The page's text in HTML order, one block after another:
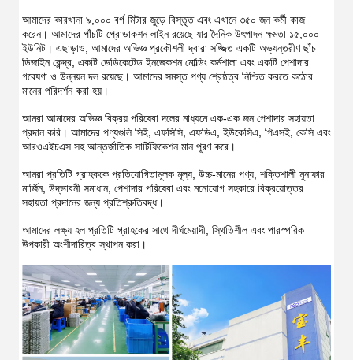
আমাদের কারখানা ৯,০০০ বর্গ মিটার জুড়ে বিস্তৃত এবং এখানে ৩৫০ জন কর্মী কাজ
করেন। আমাদের পাঁচটি প্রোডাকশন লাইন রয়েছে যার দৈনিক উৎপাদন ক্ষমতা ১৫,০০০
ইউনিট। এছাড়াও, আমাদের অভিজ্ঞ প্রকৌশলী দ্বারা সজ্জিত একটি অভ্যন্তরীণ ছাঁচ
ডিজাইন কেন্দ্র, একটি ডেডিকেটেড ইনজেকশন মোল্ডিং কর্মশালা এবং একটি পেশাদার
গবেষণা ও উন্নয়ন দল রয়েছে। আমাদের সমস্ত পণ্য শ্রেষ্ঠত্ব নিশ্চিত করতে কঠোর
মানের পরিদর্শন করা হয়।
আমরা আমাদের অভিজ্ঞ বিক্রয় পরিষেবা দলের মাধ্যমে এক-এক জন পেশাদার সহায়তা
প্রদান করি। আমাদের পণ্যগুলি সিই, এফসিসি, এফডিএ, ইউকেসিএ, পিএসই, কেসি এবং
আরওএইচএস সহ আন্তর্জাতিক সার্টিফিকেশন মান পূরণ করে।
আমরা প্রতিটি গ্রাহককে প্রতিযোগিতামূলক মূল্য, উচ্চ-মানের পণ্য, শক্তিশালী মুনাফার
মার্জিন, উদ্ভাবনী সমাধান, পেশাদার পরিষেবা এবং মনোযোগ সহকারে বিক্রয়োত্তর
সহায়তা প্রদানের জন্য প্রতিশ্রুতিবদ্ধ।
আমাদের লক্ষ্য হল প্রতিটি গ্রাহকের সাথে দীর্ঘমেয়াদী, স্থিতিশীল এবং পারস্পরিক
উপকারী অংশীদারিত্ব স্থাপন করা।